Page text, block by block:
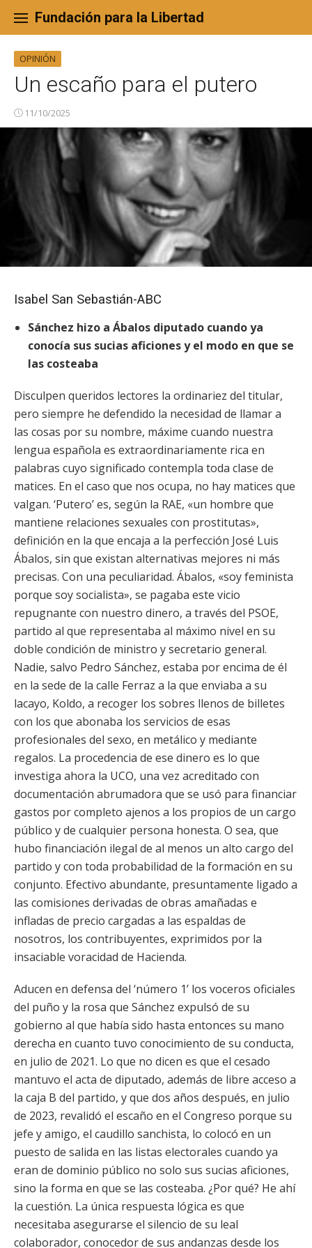
content
Fundación para la Libertad
OPINIÓN
Un escaño para el putero
11/10/2025
Isabel San Sebastián-ABC
Sánchez hizo a Ábalos diputado cuando ya
conocía sus sucias aficiones y el modo en que se
las costeaba
Disculpen queridos lectores la ordinariez del titular,
pero siempre he defendido la necesidad de llamar a
las cosas por su nombre, máxime cuando nuestra
lengua española es extraordinariamente rica en
palabras cuyo significado contempla toda clase de
matices. En el caso que nos ocupa, no hay matices que
valgan. ‘Putero’ es, según la RAE, «un hombre que
mantiene relaciones sexuales con prostitutas»,
definición en la que encaja a la perfección José Luis
Ábalos, sin que existan alternativas mejores ni más
precisas. Con una peculiaridad. Ábalos, «soy feminista
porque soy socialista», se pagaba este vicio
repugnante con nuestro dinero, a través del PSOE,
partido al que representaba al máximo nivel en su
doble condición de ministro y secretario general.
Nadie, salvo Pedro Sánchez, estaba por encima de él
en la sede de la calle Ferraz a la que enviaba a su
lacayo, Koldo, a recoger los sobres llenos de billetes
con los que abonaba los servicios de esas
profesionales del sexo, en metálico y mediante
regalos. La procedencia de ese dinero es lo que
investiga ahora la UCO, una vez acreditado con
documentación abrumadora que se usó para financiar
gastos por completo ajenos a los propios de un cargo
público y de cualquier persona honesta. O sea, que
hubo financiación ilegal de al menos un alto cargo del
partido y con toda probabilidad de la formación en su
conjunto. Efectivo abundante, presuntamente ligado a
las comisiones derivadas de obras amañadas e
infladas de precio cargadas a las espaldas de
nosotros, los contribuyentes, exprimidos por la
insaciable voracidad de Hacienda.
Aducen en defensa del ‘número 1’ los voceros oficiales
del puño y la rosa que Sánchez expulsó de su
gobierno al que había sido hasta entonces su mano
derecha en cuanto tuvo conocimiento de su conducta,
en julio de 2021. Lo que no dicen es que el cesado
mantuvo el acta de diputado, además de libre acceso a
la caja B del partido, y que dos años después, en julio
de 2023, revalidó el escaño en el Congreso porque su
jefe y amigo, el caudillo sanchista, lo colocó en un
puesto de salida en las listas electorales cuando ya
eran de dominio público no solo sus sucias aficiones,
sino la forma en que se las costeaba. ¿Por qué? He ahí
la cuestión. La única respuesta lógica es que
necesitaba asegurarse el silencio de su leal
colaborador, conocedor de sus andanzas desde los